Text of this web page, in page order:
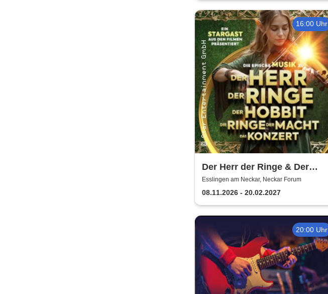
16:00 Uhr
Der Herr der Ringe & Der
Hobbit
Esslingen am Neckar, Neckar Forum
08.11.2026 - 20.02.2027
20:00 Uhr